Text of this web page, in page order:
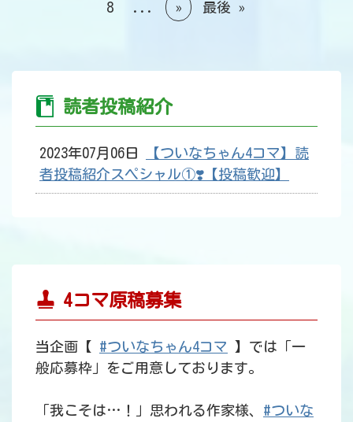
8
... » 最後 »
読者投稿紹介
2023年07月06日
【ついなちゃん4コマ】読
者投稿紹介スペシャル①❣️【投稿歓迎】
4コマ原稿募集
当企画【 #ついなちゃん4コマ
】では「一
般応募枠」をご用意しております。
「我こそは…！」思われる作家様、 #ついな